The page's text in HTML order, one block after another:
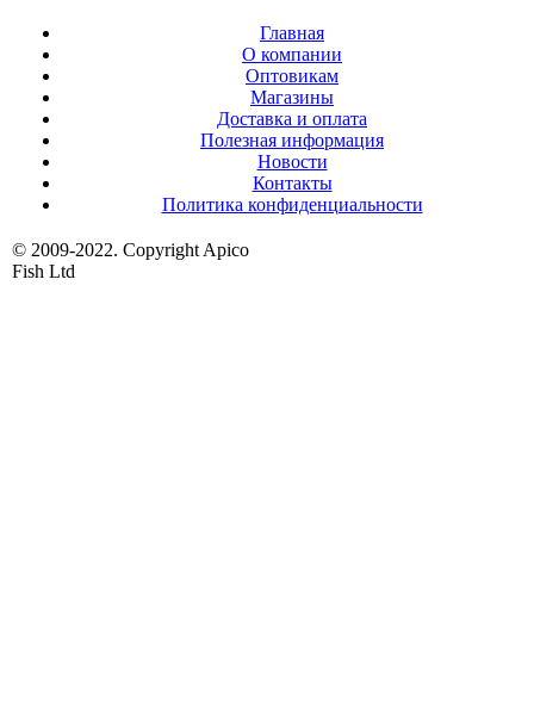
Главная
О компании
Оптовикам
Магазины
Доставка и оплата
Полезная информация
Новости
Контакты
Политика конфиденциальности
© 2009-2022. Copyright Apico
Fish Ltd